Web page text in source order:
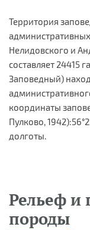
Территория
Нелидовского и
составляет 24415
Заповедный)
координаты
Пулково,
долготы.
Рельеф и
породы